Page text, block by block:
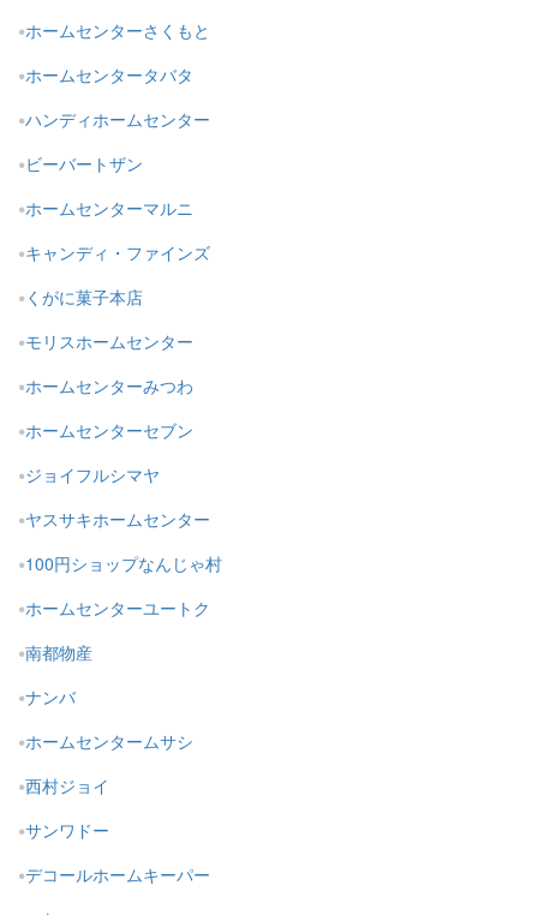
ホームセンターさくもと
ホームセンタータバタ
ハンディホームセンター
ビーバートザン
ホームセンターマルニ
キャンディ・ファインズ
くがに菓子本店
モリスホームセンター
ホームセンターみつわ
ホームセンターセブン
ジョイフルシマヤ
ヤスサキホームセンター
100円ショップなんじゃ村
ホームセンターユートク
南都物産
ナンバ
ホームセンタームサシ
西村ジョイ
サンワドー
デコールホームキーパー